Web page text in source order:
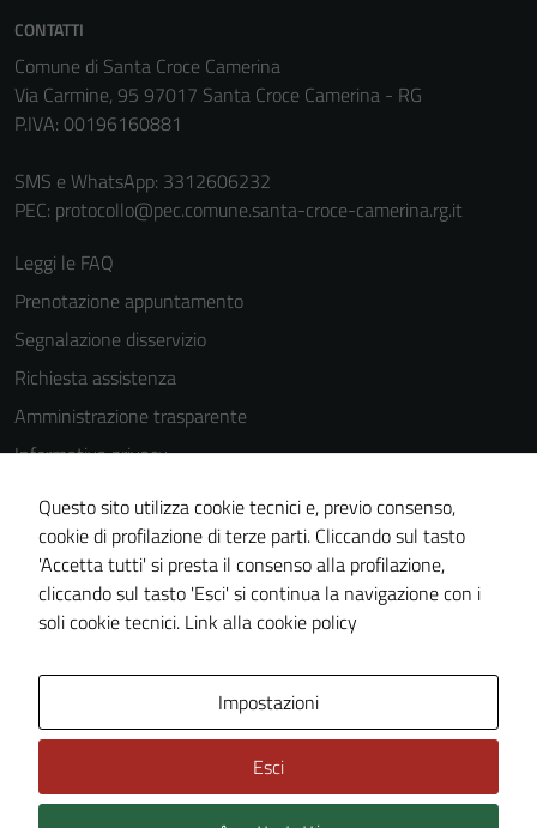
CONTATTI
Comune di Santa Croce Camerina
Via Carmine, 95 97017 Santa Croce Camerina - RG
P.IVA: 00196160881
SMS e WhatsApp: 3312606232
PEC: protocollo@pec.comune.santa-croce-camerina.rg.it
Leggi le FAQ
Prenotazione appuntamento
Segnalazione disservizio
Richiesta assistenza
Amministrazione trasparente
Informativa privacy
Cookie Policy
Note legali
Dichiarazione di accessibilità
Piano di miglioramento del sito
Questo sito utilizza cookie tecnici e, previo consenso,
cookie di profilazione di terze parti. Cliccando sul tasto
'Accetta tutti' si presta il consenso alla profilazione,
cliccando sul tasto 'Esci' si continua la navigazione con i
soli cookie tecnici. Link alla cookie policy
Impostazioni
Esci
non raccolgono
dettagli) e
possono
essere
utilizzati
anche per la
La
disabilitazione
di questi
peggiore la
navigazione e